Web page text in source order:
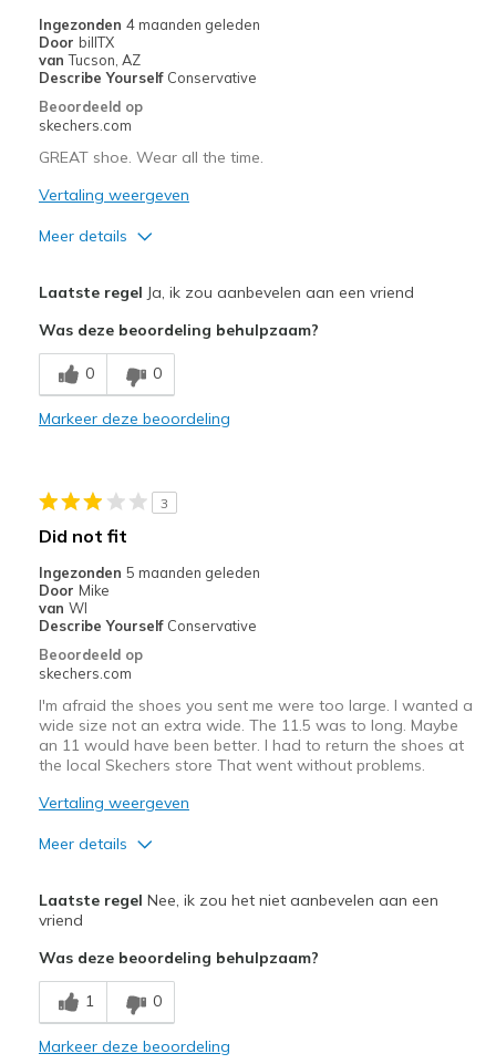
Width
Sizing
Feels true to size
View On Shoes
Ingezonden 4 maanden geleden
Door billTX
van Tucson, AZ
Describe Yourself Conservative
Beoordeeld op
skechers.com
GREAT shoe. Wear all the time.
Vertaling weergeven
Meer details
Breathe Well
Comfortable
Casual Wear
Width
Feels true to width
Sizing
View On Shoes
Shoes are for Wearing
Laatste regel Ja, ik zou aanbevelen aan een vriend
Was deze beoordeling behulpzaam?
0 0
Markeer deze beoordeling
3
Did not fit
Ingezonden 5 maanden geleden
Door Mike
van WI
Describe Yourself Conservative
Beoordeeld op
skechers.com
I'm afraid the shoes you sent me were too large. I wanted a
wide size not an extra wide. The 11.5 was to long. Maybe
an 11 would have been better. I had to return the shoes at
the local Skechers store That went without problems.
Vertaling weergeven
Meer details
Attractive Design
Comfortable
Stylish
Beste toepassingen
Laatste regel Nee, ik zou het niet aanbevelen aan een
vriend
Was deze beoordeling behulpzaam?
1 0
Markeer deze beoordeling